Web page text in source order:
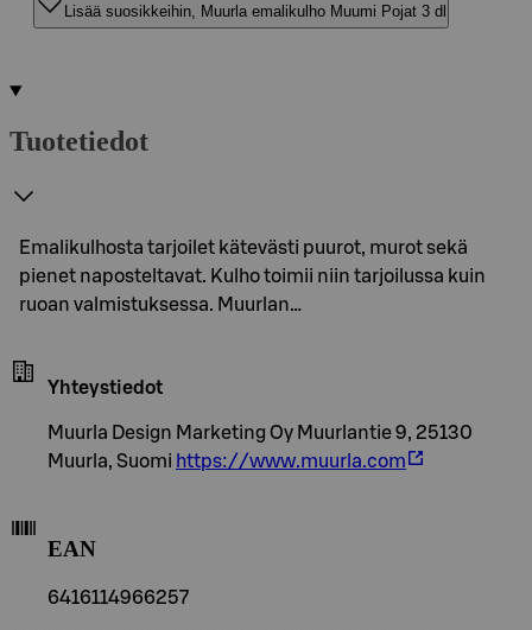
Lisää suosikkeihin, Muurla emalikulho Muumi Pojat 3 dl
Tuotetiedot
Emalikulhosta tarjoilet kätevästi puurot, murot sekä
pienet naposteltavat. Kulho toimii niin tarjoilussa kuin
ruoan valmistuksessa. Muurlan…
Yhteystiedot
Muurla Design Marketing Oy Muurlantie 9, 25130
Muurla, Suomi https://www.muurla.com
EAN
6416114966257